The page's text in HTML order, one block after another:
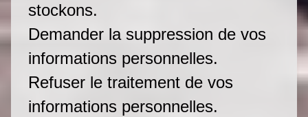
stockons.
Demander la suppression de vos
informations personnelles.
Refuser le traitement de vos
informations personnelles.